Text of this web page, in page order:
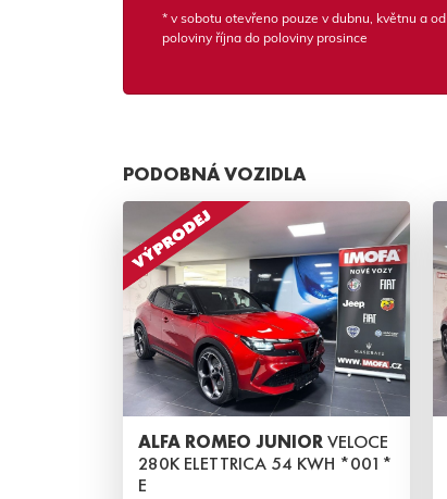
* v sobotu otevřeno pouze v dubnu, květnu a od
poloviny října do poloviny prosince
PODOBNÁ VOZIDLA
ALFA ROMEO JUNIORVELOCE
280K ELETTRICA 54 KWH *001*
E